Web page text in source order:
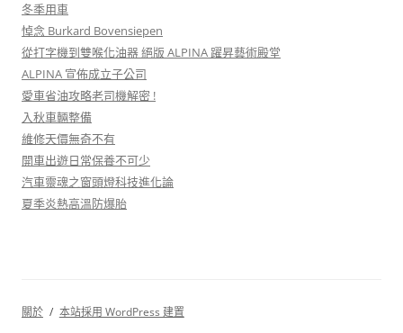
冬季用車
悼念 Burkard Bovensiepen
從打字機到雙喉化油器 絕版 ALPINA 躍昇藝術殿堂
ALPINA 宣佈成立子公司
愛車省油攻略老司機解密 !
入秋車輛整備
維修天價無奇不有
開車出遊日常保養不可少
汽車靈魂之窗頭燈科技進化論
夏季炎熱高溫防爆胎
關於 本站採用 WordPress 建置